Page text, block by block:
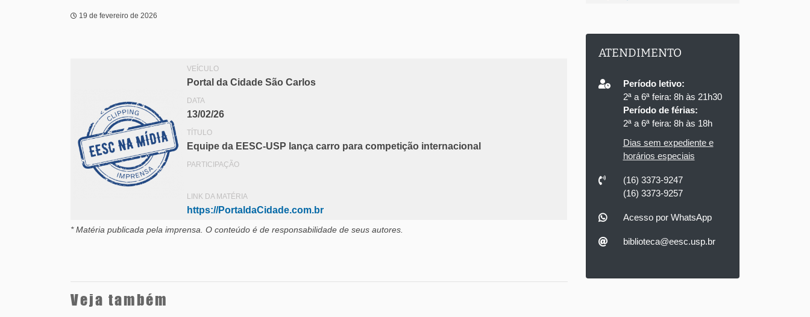
ATENDIMENTO
Período letivo:
2ª a 6ª feira: 8h às 21h30
Período de férias:
2ª a 6ª feira: 8h às 18h
Dias sem expediente e
horários especiais
(16) 3373-9247
(16) 3373-9257
Acesso por WhatsApp
biblioteca@eesc.usp.br
19 de fevereiro de 2026
VEÍCULO
Portal da Cidade São Carlos
DATA
13/02/26
TÍTULO
Equipe da EESC-USP lança carro para competição internacional
PARTICIPAÇÃO
LINK DA MATÉRIA
https://PortaldaCidade.com.br
* Matéria publicada pela imprensa . O conteúdo é de responsabilidade de seus autores.
Veja também